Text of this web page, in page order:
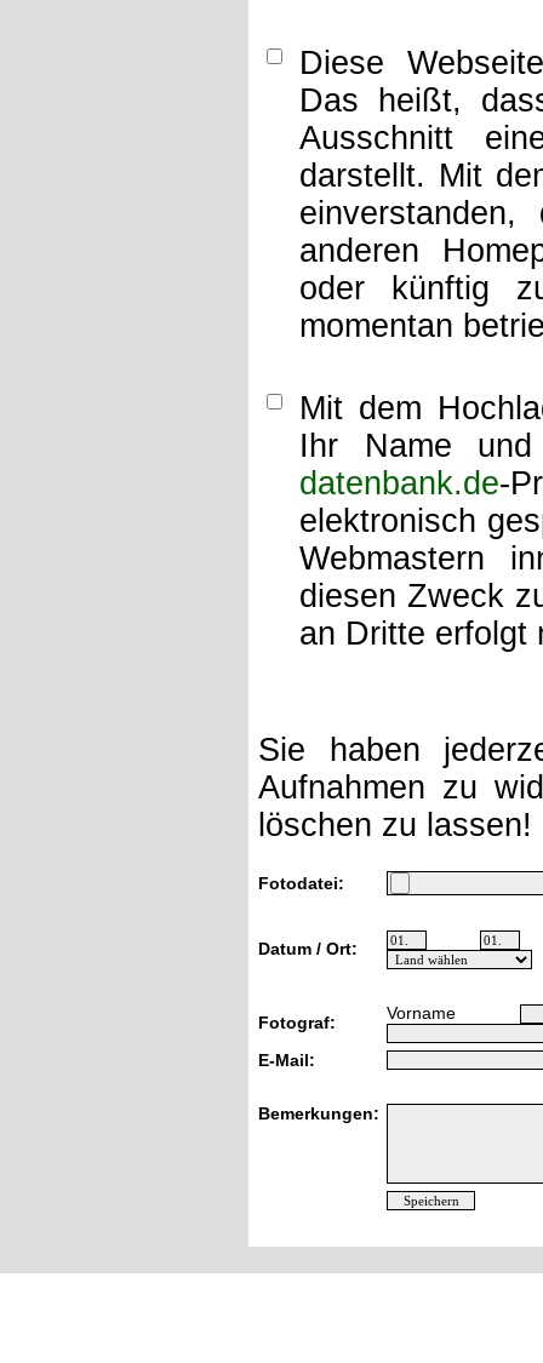
Diese
Das heißt,
Ausschnitt
darstellt. Mit
anderen
oder künftig
momentan
Mit dem
Ihr Name
datenbank.de-
elektronisch
Webmastern
diesen Zweck
an Dritte erfolgt
Sie haben
Aufnahmen zu
löschen zu
Fotodatei:
Datum / Ort:
Fotograf: Vorname
E-Mail:
Bemerkungen: